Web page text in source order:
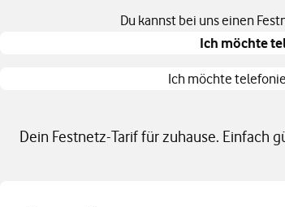
Du kannst bei uns einen
Ich möchte
Ich möchte
Dein Festnetz-Tarif für zuhause. Einfach